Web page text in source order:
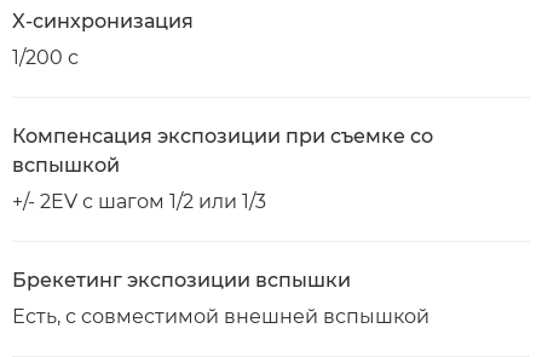
X-синхронизация
1/200 с
Компенсация экспозиции при съемке со
вспышкой
+/- 2EV с шагом 1/2 или 1/3
Брекетинг экспозиции вспышки
Есть, с совместимой внешней вспышкой